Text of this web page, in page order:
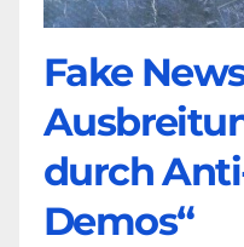
Fake
durch
Demos“